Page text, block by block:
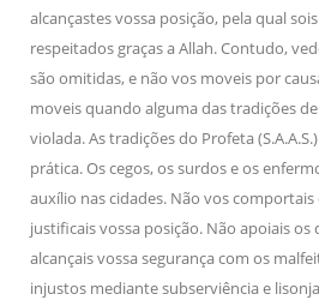
alcançastes vossa posição, pela qual
respeitados graças a Allah. Contudo,
são omitidas, e não vos moveis por
moveis quando alguma das tradições
violada. As tradições do Profeta
prática. Os cegos, os surdos e os
auxílio nas cidades. Não vos
justificais vossa posição. Não apoiais os
alcançais vossa segurança com os
injustos mediante subserviência e